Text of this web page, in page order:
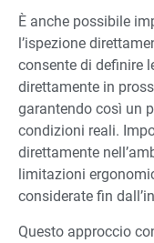
È anche possibile
l’ispezione
consente di definire
direttamente in
garantendo così un
condizioni reali.
direttamente
limitazioni
considerate fin
Questo approccio